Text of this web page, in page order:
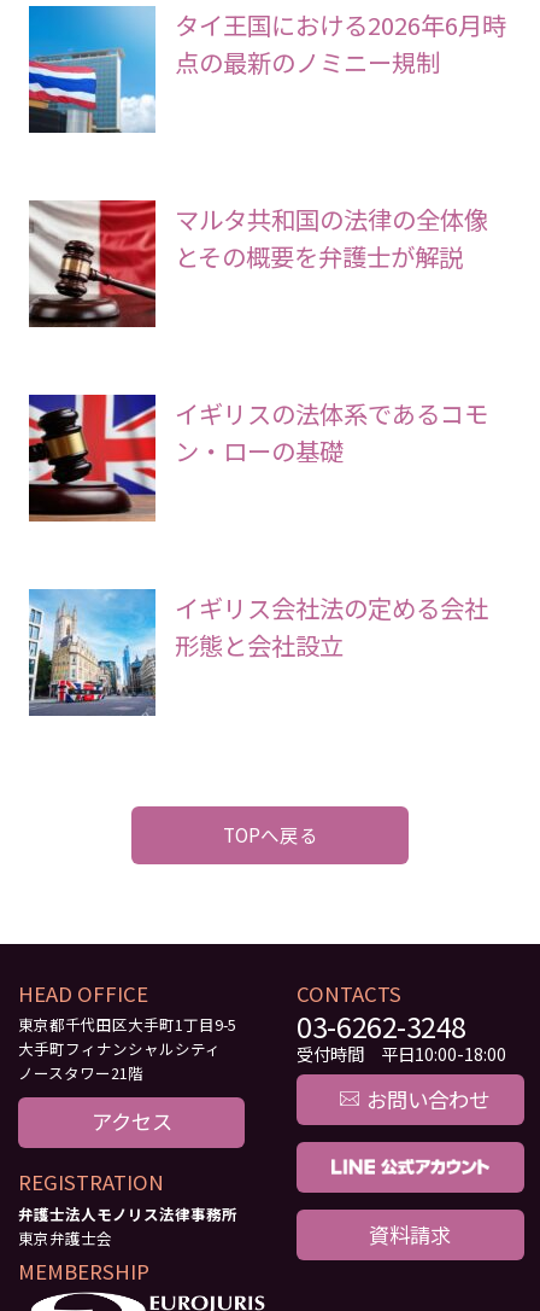
タイ王国における2026年6月時
点の最新のノミニー規制
マルタ共和国の法律の全体像
とその概要を弁護士が解説
イギリスの法体系であるコモ
ン・ローの基礎
イギリス会社法の定める会社
形態と会社設立
TOPへ戻る
HEAD OFFICE
東京都千代田区大手町1丁目9-5
大手町フィナンシャルシティ
ノースタワー21階
アクセス
REGISTRATION
弁護士法人モノリス法律事務所
東京弁護士会
MEMBERSHIP
CONTACTS
03-6262-3248
受付時間 平日10:00-18:00
お問い合わせ
資料請求